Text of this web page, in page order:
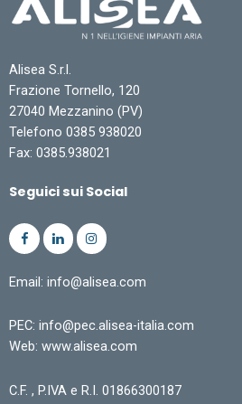
Alisea S.r.l.
Frazione Tornello, 120
27040 Mezzanino (PV)
Telefono 0385 938020
Fax: 0385.938021
Seguici sui Social
Email: info@alisea.com
PEC: info@pec.alisea-italia.com
Web: www.alisea.com
C.F. , P.IVA e R.I. 01866300187